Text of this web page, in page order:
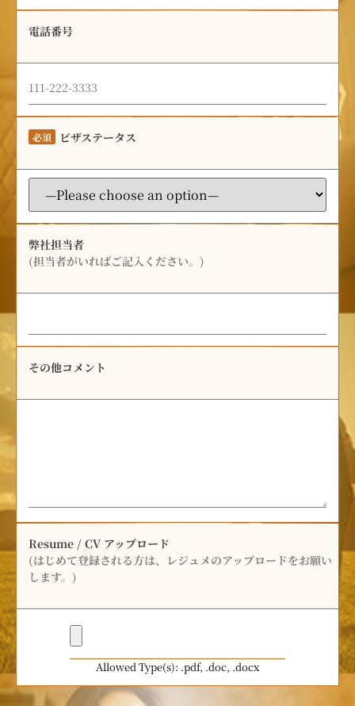
電話番号
必須 ビザステータス
弊社担当者
(担当者がいればご記入ください。)
その他コメント
Resume / CV アップロード
(はじめて登録される方は、レジュメのアップロードをお願い
します。)
Allowed Type(s): .pdf, .doc, .docx